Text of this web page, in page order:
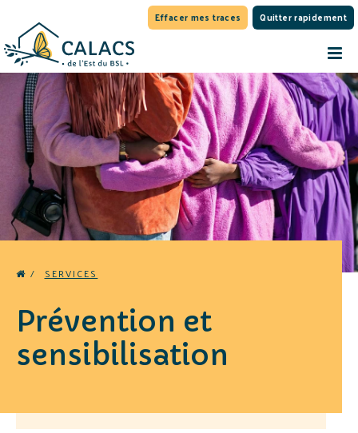
Effacer mes traces Quitter rapidement
/ SERVICES
Prévention et
sensibilisation